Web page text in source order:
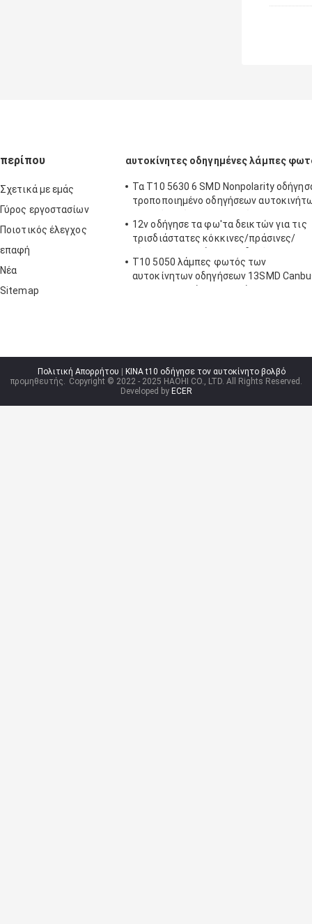
περίπου
Σχετικά με εμάς
Γύρος εργοστασίων
Ποιοτικός έλεγχος
επαφή
Νέα
Sitemap
αυτοκίνητες οδηγημένες λάμπες
Τα T10 5630 6 SMD Nonpolarity
τροποποιημένο οδηγήσεων
δευτερευουσών το λάμπες φωτός
12v οδήγησε τα φω'τα δεικτών για τις
τρισδιάστατες κόκκινες/πράσινες/
ΣΠΑΔΊΚΩΝ 1SMD αυτοκινήτων T5
T10 5050 λάμπες φωτός των
αυτοκίνητων οδηγήσεων 13SMD
Πολιτική Απορρήτου
ΚΙΝΑ t10 οδήγησε τον αυτοκίνητο βολβό
προμηθευτής. Copyright © 2022 - 2025 HAOHI CO., LTD. All Rights Reserved.
Developed by ECER